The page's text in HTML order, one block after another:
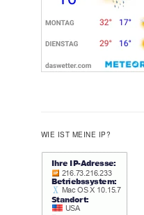
WIE IST MEINE IP?